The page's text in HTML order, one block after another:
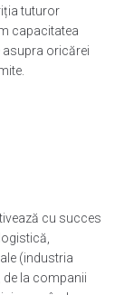
tuturor
capacitatea
oricărei
cu succes
(industria
de la companii